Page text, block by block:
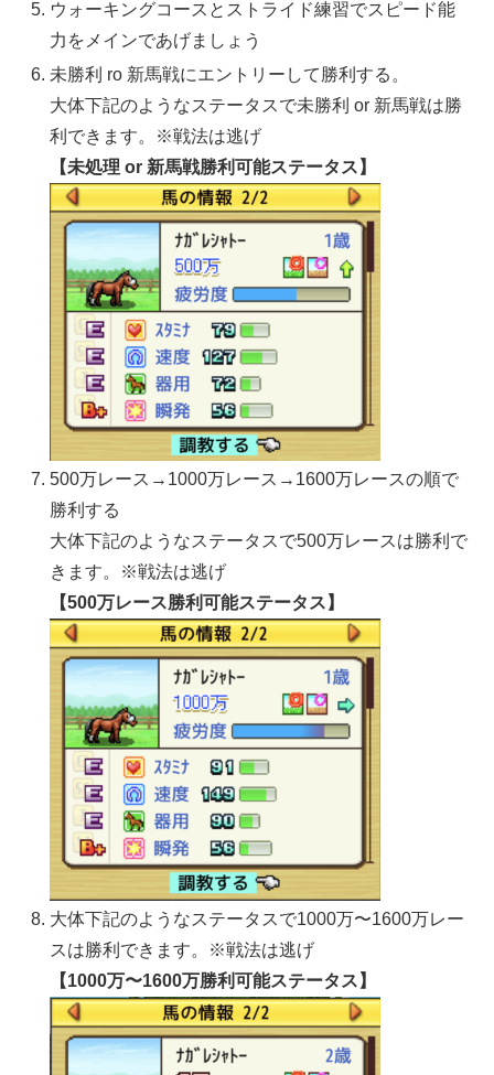
ウォーキングコースとストライド練習でスピード能
力をメインであげましょう
未勝利 ro 新馬戦にエントリーして勝利する。
大体下記のようなステータスで未勝利 or 新馬戦は勝
利できます。※戦法は逃げ
【未処理 or 新馬戦勝利可能ステータス】
500万レース→1000万レース→1600万レースの順で
勝利する
大体下記のようなステータスで500万レースは勝利で
きます。※戦法は逃げ
【500万レース勝利可能ステータス】
大体下記のようなステータスで1000万〜1600万レー
スは勝利できます。※戦法は逃げ
【1000万〜1600万勝利可能ステータス】